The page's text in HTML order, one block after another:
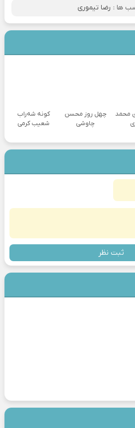
ها : رضا تیموری
محمد
چهل روز محسن
چاوشی
کونه شه‌راب
شعیب کرمی
ثبت نظر